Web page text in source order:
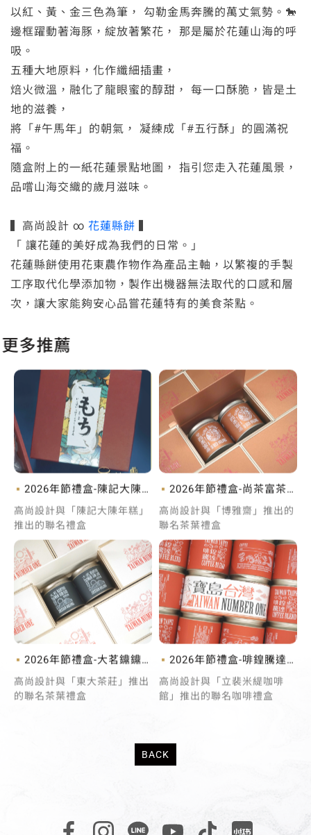
以紅、黃、金三色為筆， 勾勒金馬奔騰的萬丈氣勢。🐎
邊框躍動著海豚，綻放著繁花， 那是屬於花蓮山海的呼
吸。
五種大地原料，化作纖細插畫，
焙火微溫，融化了龍眼蜜的醇甜， 每一口酥脆，皆是土
地的滋養，
將「#午馬年」的朝氣， 凝練成「#五行酥」的圓滿祝
福。
隨盒附上的一紙花蓮景點地圖， 指引您走入花蓮風景，
品嚐山海交織的歲月滋味。
▍高尚設計 ∞ 花蓮縣餅
「 讓花蓮的美好成為我們的日常。」
花蓮縣餅使用花東農作物作為產品主軸，以繁複的手製
工序取代化學添加物，製作出機器無法取代的口感和層
次，讓大家能夠安心品嘗花蓮特有的美食茶點。
更多推薦
年糕禮盒
高尚設計與「陳記大陳年糕」
2026年節禮盒-尚茶富茶
葉禮盒
高尚設計與「博雅齋」推出的
2026年節禮盒-大茗鐤鐤
茶葉禮盒
高尚設計與「東大茶莊」推出
2026年節禮盒-啡鍠騰達
年節禮盒
高尚設計與「立裴米緹咖啡
BACK